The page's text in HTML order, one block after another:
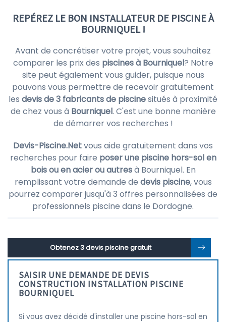
REPÉREZ LE BON INSTALLATEUR DE PISCINE À
BOURNIQUEL !
Avant de concrétiser votre projet, vous souhaitez
comparer les prix des piscines à Bourniquel? Notre
site peut également vous guider, puisque nous
pouvons vous permettre de recevoir gratuitement
les devis de 3 fabricants de piscinesitués à proximité
de chez vous à Bourniquel. C'est une bonne manière
de démarrer vos recherches !
Devis-Piscine.Netvous aide gratuitement dans vos
recherches pour faire poser une piscine hors-sol en
bois ou en acier ou autresà Bourniquel. En
remplissant votre demande de devis piscine, vous
pourrez comparer jusqu'à 3 offres personnalisées de
professionnels piscine dans le Dordogne.
Obtenez 3 devis piscine gratuit
SAISIR UNE DEMANDE DE DEVIS
CONSTRUCTION INSTALLATION PISCINE
BOURNIQUEL
Si vous avez décidé d'installer une piscine hors-sol en